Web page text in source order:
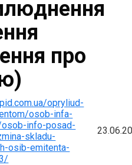
про
opryliud-
osob-infa-
info-posad-
skladu-
osib-emitenta-